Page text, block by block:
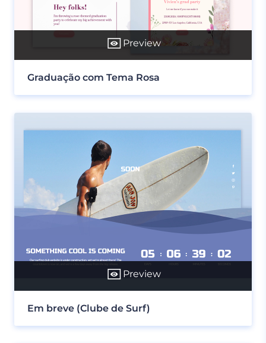
Preview
Graduação com Tema Rosa
Preview
Em breve (Clube de Surf)